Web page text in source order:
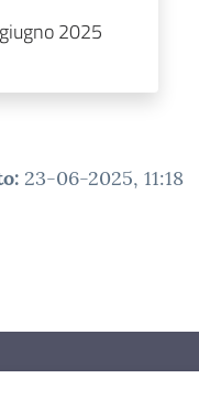
2025
: 23-06-2025, 11:18